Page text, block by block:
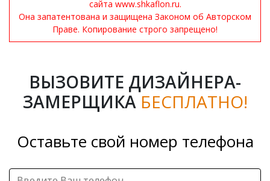
сайта www.shkaflon.ru.
Она запатентована и защищена Законом об Авторском
Праве. Копирование строго запрещено!
ВЫЗОВИТЕ ДИЗАЙНЕРА-
ЗАМЕРЩИКА БЕСПЛАТНО!
Оставьте свой номер телефона